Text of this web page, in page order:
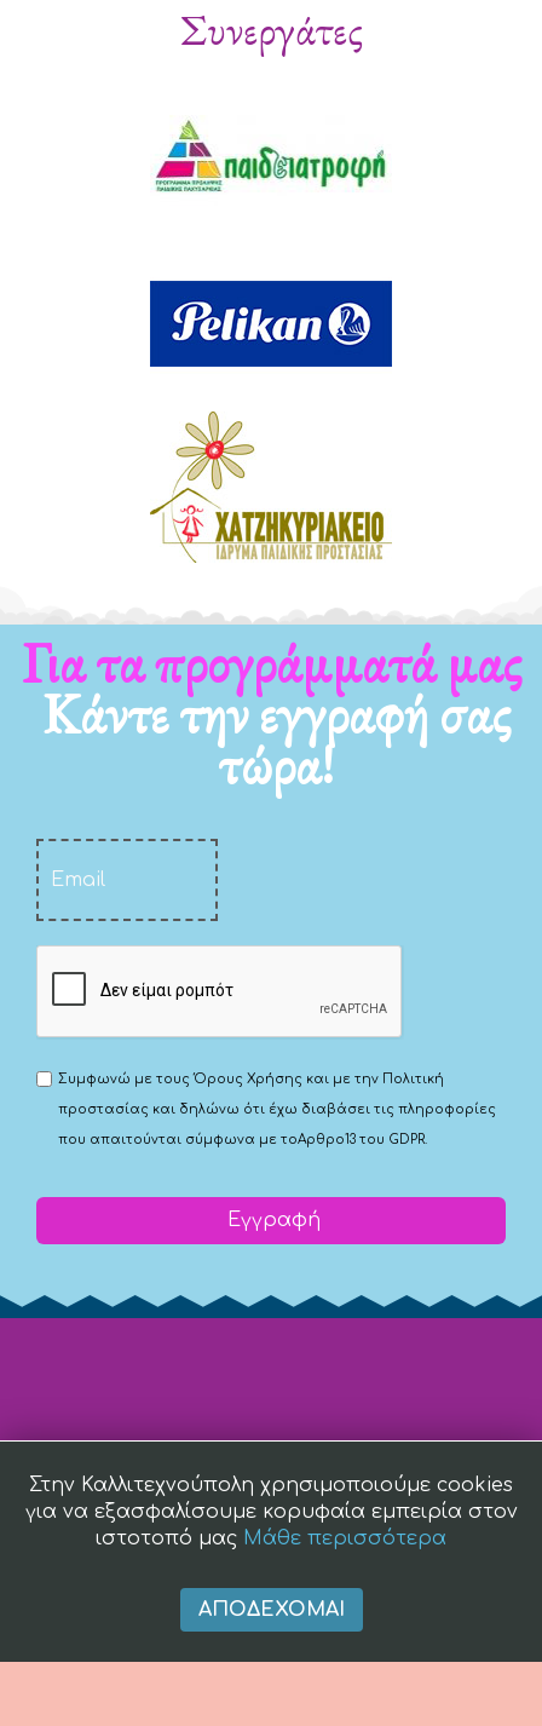
Συνεργάτες
Για τα νέα μας
Κάντε την εγγραφή σας
τώρα!
Συμφωνώ με τουςΌρους Χρήσης και με την Πολιτική
προστασίας και δηλώνω ότι έχω διαβάσει τις πληροφορίες
που απαιτούνται σύμφωνα με τοΑρθρο13 του GDPR.
Εγγραφή
Στην Καλλιτεχνούπολη χρησιμοποιούμε cookies
για να εξασφαλίσουμε κορυφαία εμπειρία στον
ιστοτοπό μας Μάθε περισσότερα
ΑΠΟΔΈΧΟΜΑΙ